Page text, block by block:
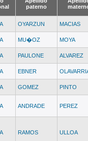
paterno
OYARZUN MACIAS
MU�OZ MOYA
PAULONE ALVAREZ
EBNER
GOMEZ PINTO
ANDRADE PEREZ
RAMOS ULLOA